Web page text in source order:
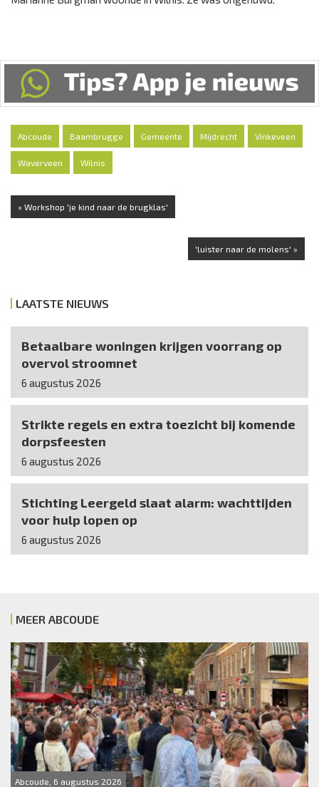
Abcoude Baambrugge Gemeente Mijdrecht Vinkeveen
Waverveen Wilnis
« Workshop 'je kind naar de brugklas'
'luister naar de molens' »
LAATSTE NIEUWS
Betaalbare woningen krijgen voorrang op
overvol stroomnet
6 augustus 2026
Strikte regels en extra toezicht bij komende
dorpsfeesten
6 augustus 2026
Stichting Leergeld slaat alarm: wachttijden
voor hulp lopen op
6 augustus 2026
MEER ABCOUDE
Abcoude, 6 augustus 2026